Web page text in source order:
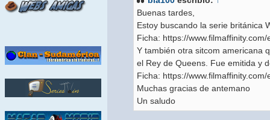
Buenas tardes,
Estoy buscando la serie británica
Ficha: https://
Y también otra sitcom americana
el Rey de Queens. Fue emitida y
Ficha: https://
Muchas gracias de antemano
Un saludo